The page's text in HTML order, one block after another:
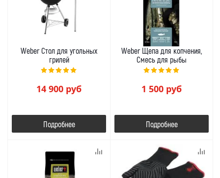
Weber Стол для угольных
грилей
14 900 руб
Подробнее
Weber Щепа для копчения,
Смесь для рыбы
1 500 руб
Подробнее